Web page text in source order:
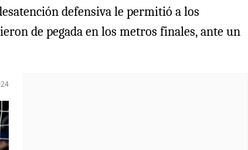
defensiva le permitió a los
de pegada en los metros finales, ante un